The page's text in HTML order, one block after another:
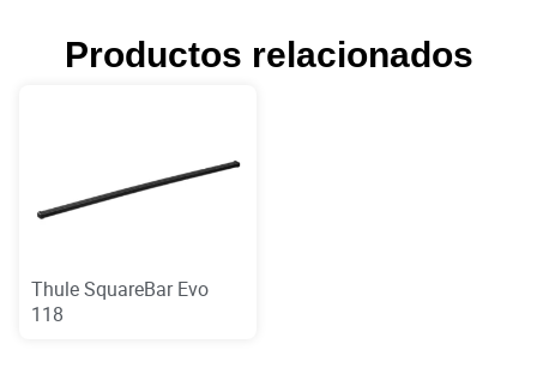
Productos relacionados
Thule SquareBar Evo
118